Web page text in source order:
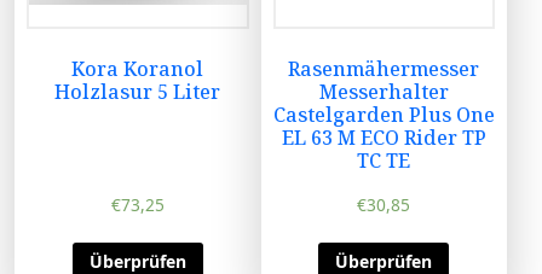
Kora Koranol
Holzlasur 5 Liter
€73,25
Überprüfen
Rasenmähermesser
Messerhalter
Castelgarden Plus One
EL 63 M ECO Rider TP
TC TE
€30,85
Überprüfen